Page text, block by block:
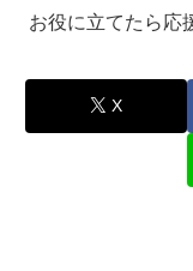
お役に立てたら応
X